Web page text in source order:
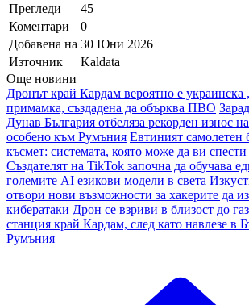
Прегледи
45
Коментари
0
Добавена на 30 Юни 2026
Източник
Kaldata
Още новини
Дронът край Кардам вероятно е украинска
примамка, създадена да обърква ПВО
Дунав България отбеляза рекорден износ
особено към Румъния Евтиният самолетен
късмет: системата, която може да ви
Създателят на TikTok започна да обучава
големите AI езикови модели в света
отвори нови възможности за хакерите да
кибератаки Дрон се взриви в близост до
станция край Кардам, след като навлезе в
Румъния